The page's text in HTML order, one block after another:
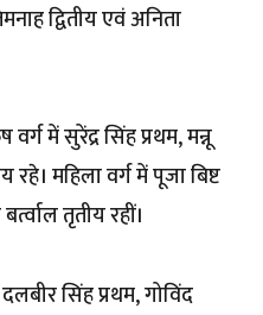
द्वितीय एवं अनिता
में सुरेंद्र सिंह प्रथम, मन्नू
महिला वर्ग में पूजा बिष्ट
तृतीय रहीं।
सिंह प्रथम, गोविंद